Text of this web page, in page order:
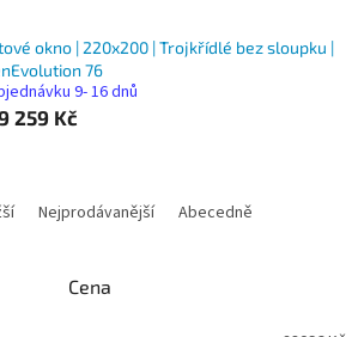
okno | 220x200 | Trojkřídlé bez sloupku |
76
9- 16 dnů
259 Kč
Nejprodávanější Abecedně
Cena